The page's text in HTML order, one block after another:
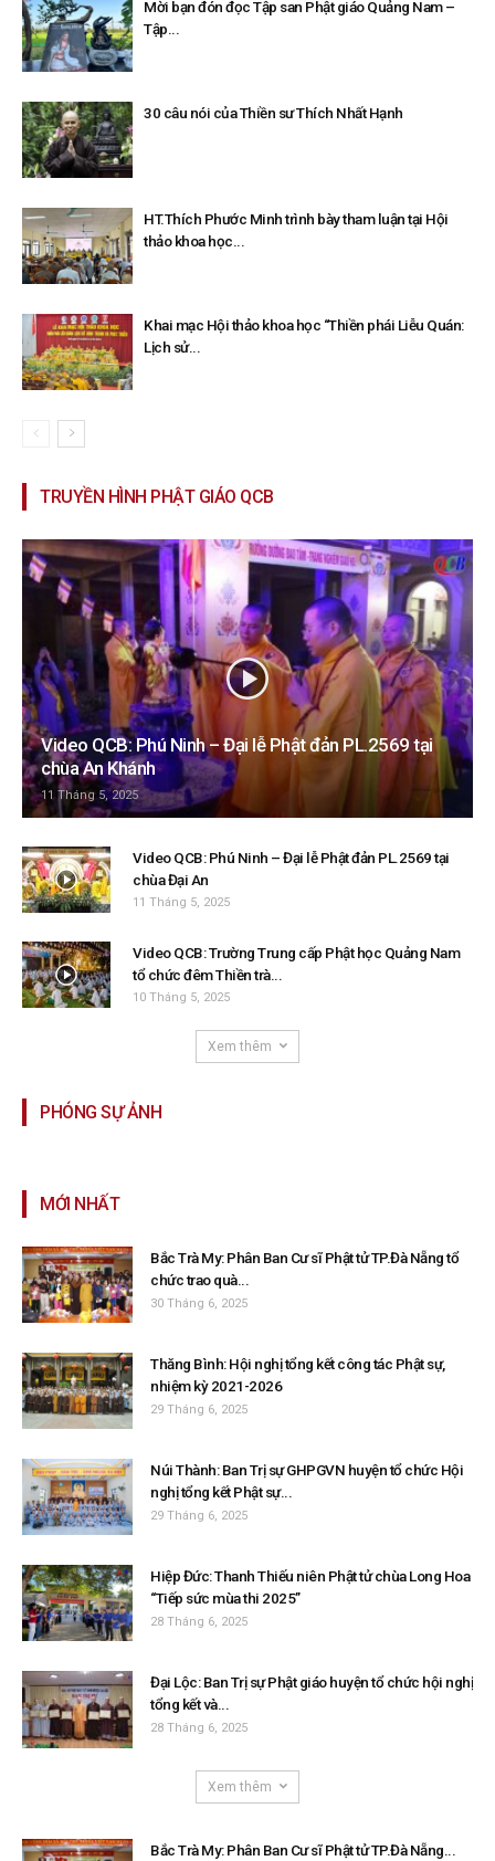
Mời bạn đón đọc Tập san Phật giáo Quảng Nam –
Tập...
30 câu nói của Thiền sư Thích Nhất Hạnh
HT.Thích Phước Minh trình bày tham luận tại Hội
thảo khoa học...
Khai mạc Hội thảo khoa học “Thiền phái Liễu Quán:
Lịch sử...
TRUYỀN HÌNH PHẬT GIÁO QCB
Video QCB: Phú Ninh – Đại lễ Phật đản PL.2569 tại
chùa An Khánh
11 Tháng 5, 2025
Video QCB: Phú Ninh – Đại lễ Phật đản PL.2569 tại
chùa Đại An
11 Tháng 5, 2025
Video QCB: Trường Trung cấp Phật học Quảng Nam
tổ chức đêm Thiền trà...
10 Tháng 5, 2025
Xem thêm
PHÓNG SỰ ẢNH
MỚI NHẤT
Bắc Trà My: Phân Ban Cư sĩ Phật tử TP.Đà Nẵng tổ
chức trao quà...
30 Tháng 6, 2025
Thăng Bình: Hội nghị tổng kết công tác Phật sự,
nhiệm kỳ 2021-2026
29 Tháng 6, 2025
Núi Thành: Ban Trị sự GHPGVN huyện tổ chức Hội
nghị tổng kết Phật sự...
29 Tháng 6, 2025
Hiệp Đức: Thanh Thiếu niên Phật tử chùa Long Hoa
“Tiếp sức mùa thi 2025”
28 Tháng 6, 2025
Đại Lộc: Ban Trị sự Phật giáo huyện tổ chức hội nghị
tổng kết và...
28 Tháng 6, 2025
Xem thêm
Bắc Trà My: Phân Ban Cư sĩ Phật tử TP.Đà Nẵng...